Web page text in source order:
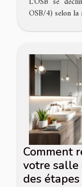
OSB/4) selon la
Comment
votre salle
des